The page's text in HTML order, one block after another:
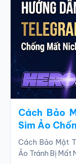
Cách Bảo
Sim Ảo
Cách Bảo Mật
Ảo Tránh Bị Mất